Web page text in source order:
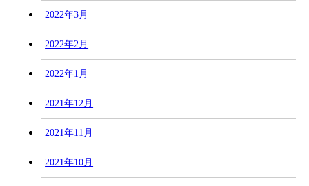
2022年3月
2022年2月
2022年1月
2021年12月
2021年11月
2021年10月